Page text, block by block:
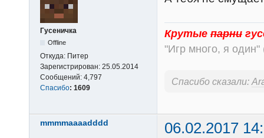
Гусеничка
Offline
Откуда: Питер
Зарегистрирован: 25.05.2014
Сообщений: 4,797
Спасибо: 1609
Крутые парни
"Игр много, я один"
Спасибо сказали:
mmmmaaaadddd 06.02.2017